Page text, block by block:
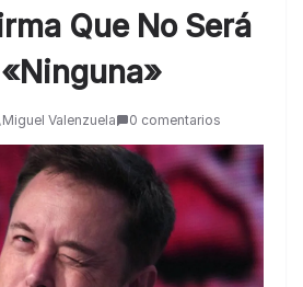
Que No Será
«ninguna»
Miguel Valenzuela 0 comentarios